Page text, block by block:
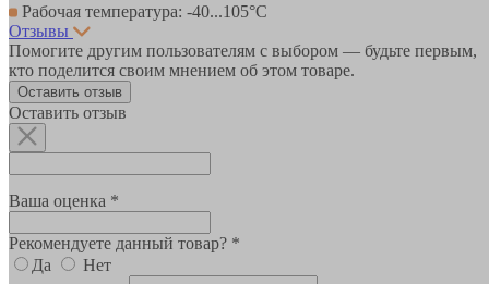
Рабочая температура: -40...105°C
Отзывы
Помогите другим пользователям с выбором — будьте первым,
кто поделится своим мнением об этом товаре.
Оставить отзыв
Оставить отзыв
Ваша оценка *
Рекомендуете данный товар? *
Да
Нет